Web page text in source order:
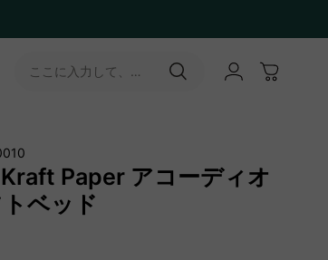
ここに入力して、
Kraft Paper アコーディオ
ベッド